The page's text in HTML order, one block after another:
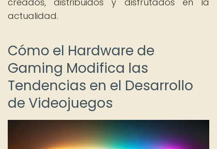
actualidad.
Cómo el Hardware de
Gaming Modifica las
Tendencias en el Desarrollo
de Videojuegos